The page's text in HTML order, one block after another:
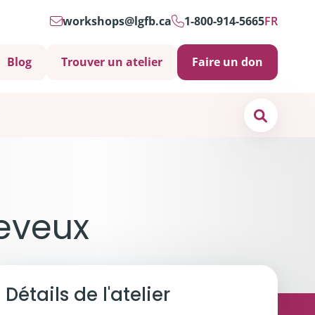
workshops@lgfb.ca 1-800-914-5665FR
Blog Trouver un atelier Faire un don
soins psychosociaux sont-ils importants?
et soutiens
Détails de l'atelier